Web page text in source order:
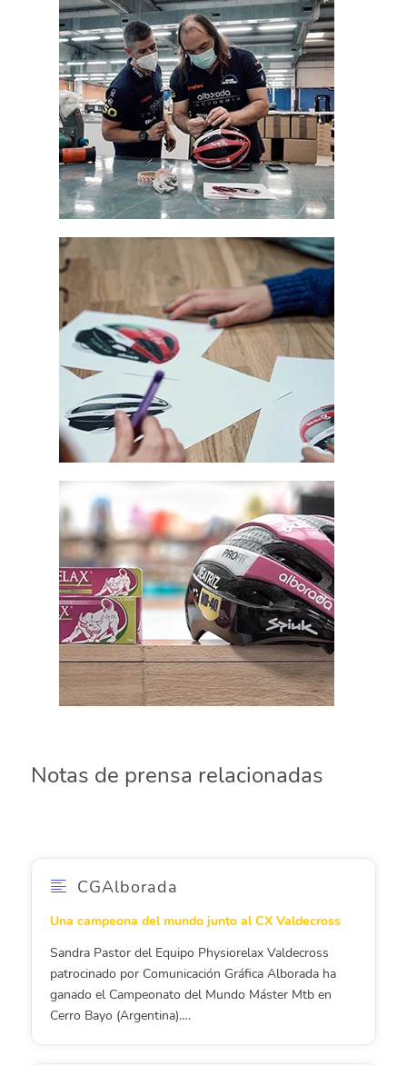
Notas de prensa relacionadas
CGAlborada
Una campeona del mundo junto al CX Valdecross
Sandra Pastor del Equipo Physiorelax Valdecross
patrocinado por Comunicación Gráfica Alborada ha
ganado el Campeonato del Mundo Máster Mtb en
Cerro Bayo (Argentina)….